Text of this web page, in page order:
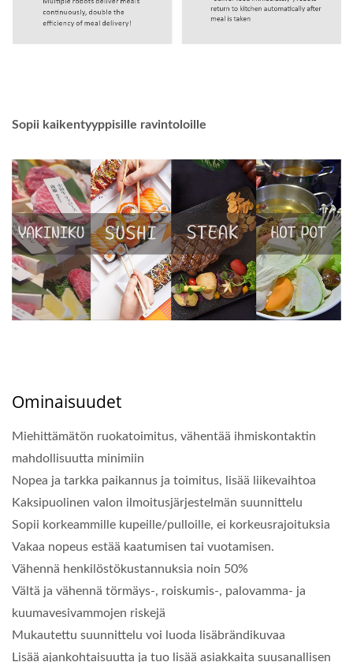
Sopii kaikentyyppisille ravintoloille
Ominaisuudet
Miehittämätön ruokatoimitus, vähentää ihmiskontaktin
mahdollisuutta minimiin
Nopea ja tarkka paikannus ja toimitus, lisää liikevaihtoa
Kaksipuolinen valon ilmoitusjärjestelmän suunnittelu
Sopii korkeammille kupeille/pulloille, ei korkeusrajoituksia
Vakaa nopeus estää kaatumisen tai vuotamisen.
Vähennä henkilöstökustannuksia noin 50%
Vältä ja vähennä törmäys-, roiskumis-, palovamma- ja
kuumavesivammojen riskejä
Mukautettu suunnittelu voi luoda lisäbrändikuvaa
Lisää ajankohtaisuutta ja tuo lisää asiakkaita suusanallisen